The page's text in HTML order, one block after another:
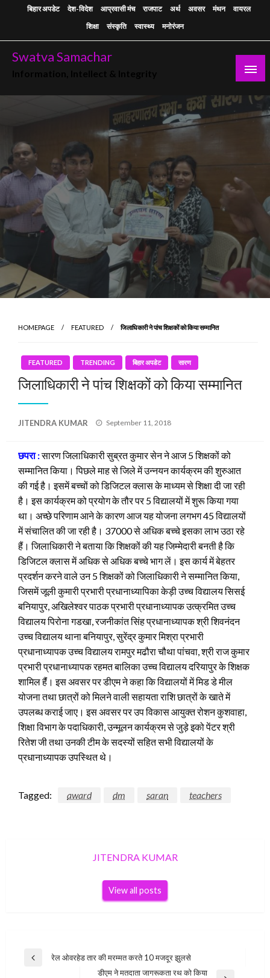
बिहार अपडेट देश-विदेश आप्रवासी मंच राजपाट अर्थ अवसर मंथन
वायरल
शिक्षा
संस्कृति स्वास्थ्य मनोरंजन
Swatva Samachar
HOMEPAGE FEATURED जिलाधिकारी ने पांच शिक्षकों को किया सम्मानित
FEATURED TRENDING बिहार अपडेट सारण
जिलाधिकारी ने पांच शिक्षकों को किया सम्मानित
JITENDRA KUMAR
Posted
September 11, 2018
छपरा :सारण जिलाधिकारी सुब्रत कुमार सेन ने आज 5 शिक्षकों को
सम्मानित किया। पिछले माह से जिले में उन्नयन कार्यक्रम की शुरुआत
की गई है। इसमें बच्चों को डिजिटल क्लास के माध्यम से शिक्षा दी जा रही
है। इस कार्यक्रम को प्रयोग के तौर पर 5 विद्यालयों में शुरू किया गया
था। अच्छे परिणाम आने के कारण आज यह योजना लगभग 45 विद्यालयों
में संचालित की जा रही है। 37000 से अधिक बच्चे इसका लाभ उठा रहे
हैं। जिलाधिकारी ने बताया कि शिक्षकों की यह जिम्मेदारी बनती है कि
डिजिटल क्लास में अधिक से अधिक बच्चे भाग लें। इस कार्य में बेहतर
प्रदर्शन करने वाले उन 5 शिक्षकों को जिलाधिकारी ने सम्मानित किया,
जिसमें जूली कुमारी प्रभारी प्रधानाध्यापिका केड़ी उच्च विद्यालय सिसई
बनियापुर, अखिलेश्वर पाठक प्रभारी प्रधानाध्यापक उत्क्रमित उच्च
विद्यालय पिरोना गडखा, रजनीकांत सिंह प्रधानाध्यापक श्री शिवनंदन
उच्च विद्यालय थाना बनियापुर, सुरेंद्र कुमार मिश्रा प्रभारी
प्रधानाध्यापक उच्च विद्यालय रामपुर मढौरा चौथा पांचवा, श्री राज कुमार
प्रभारी प्रधानाध्यापक रहमत बालिका उच्च विद्यालय दरियापुर के शिक्षक
शामिल हैंं। इस अवसर पर डीएम ने कहा कि विद्यालयों में मिड डे मील
योजना तथा छात्रों को मिलने वाली सहायता राशि छात्रों के खाते में
उपलब्ध कराई जाए। इस अवसर पर उप विकास आयुक्त रोशन कुशवाहा,
शिक्षा विभाग के पदाधिकारी, उन्मूलन कार्यक्रम से जुड़े इको पेंटर श्री
रितेश जी तथा उनकी टीम के सदस्यों सहित सभी विद्यालयों के
प्रधानाध्यापक उपस्थित थे।
Tagged: award dm saran teachers
JITENDRA KUMAR
View all posts
Post
Previous
रेल ओवरहेड तार की मरम्मत करते 10 मजदूर झुलसे
डीएम ने मतदाता जागरूकता रथ को किया